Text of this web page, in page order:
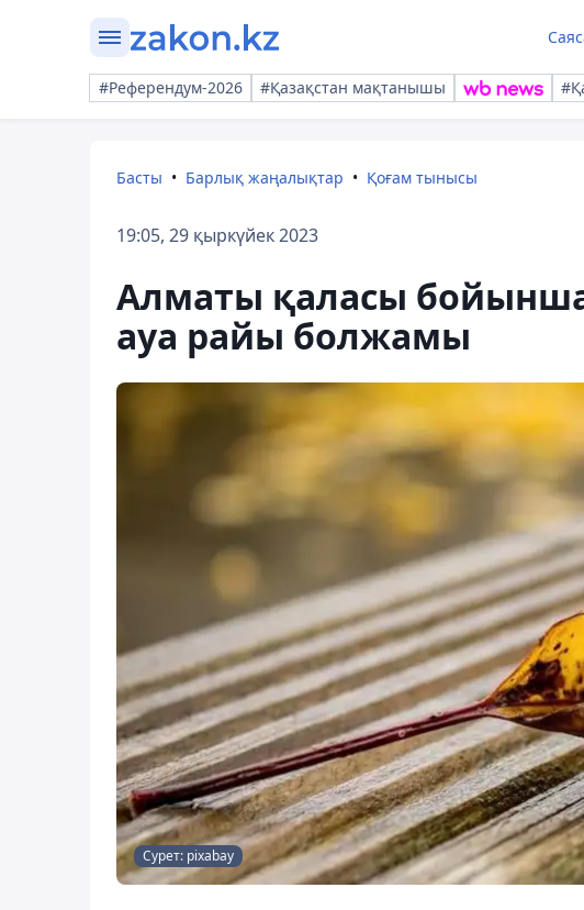
#Референдум-2026 #Қазақстан мақтанышы
Басты Барлық жаңалықтар Қоғам тынысы
19:05, 29 қыркүйек 2023
Алматы қаласы бойынша
ауа райы болжамы
Сурет: pixabay